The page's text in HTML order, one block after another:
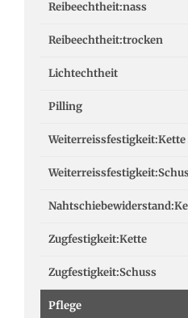
Reibeechtheit:nass
Reibeechtheit:trocken
Lichtechtheit
Pilling
Weiterreissfestigkeit:Kette
Zugfestigkeit:Kette
Zugfestigkeit:Schuss
Pflege